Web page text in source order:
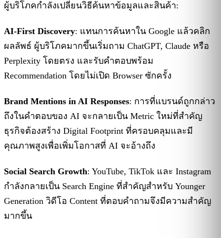
ผู้บริโภคกำลังเปลี่ยนวิธีค้นหาข้อมูลและสินค้า:
AI-First Discovery: แทนการค้นหาใน Google แล้วคลิก
ผลลัพธ์ ผู้บริโภคมากขึ้นเริ่มถาม ChatGPT, Claude หรือ
Perplexity โดยตรง และรับคำตอบพร้อม
Recommendation โดยไม่เปิด Browser ซักครั้ง
Brand Mentions in AI Responses: การที่แบรนด์ถูกกล่าว
ถึงในคำตอบของ AI จะกลายเป็น Metric ใหม่ที่สำคัญ
ธุรกิจต้องสร้าง Digital Footprint ที่ครอบคลุมและมี
คุณภาพสูงเพื่อเพิ่มโอกาสที่ AI จะอ้างถึง
Social Search Growth: YouTube, TikTok และ Instagram
กำลังกลายเป็น Search Engine ที่สำคัญสำหรับ Younger
Generation วิดีโอ Content ที่ตอบคำถามจึงมีความสำคัญ
มากขึ้น